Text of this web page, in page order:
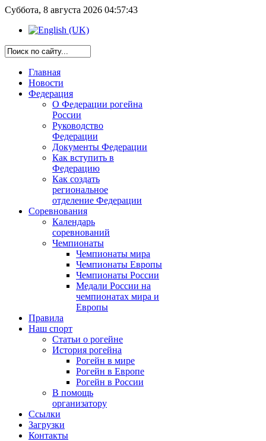
Суббота, 8 августа 2026 04:57:43
Главная
Новости
Федерация
О Федерации рогейна
России
Руководство
Федерации
Документы Федерации
Как вступить в
Федерацию
Как создать
региональное
отделение Федерации
Соревнования
Календарь
соревнований
Чемпионаты
Чемпионаты мира
Чемпионаты Европы
Чемпионаты России
Медали России на
чемпионатах мира и
Европы
Правила
Наш спорт
Статьи о рогейне
История рогейна
Рогейн в мире
Рогейн в Европе
Рогейн в России
В помощь
организатору
Ссылки
Загрузки
Контакты